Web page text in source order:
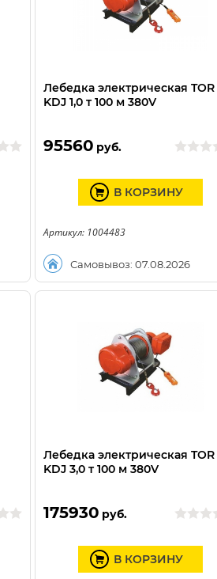
Лебедка электрическая TOR
KDJ 1,0 т 100 м 380V
95560 руб.
Самовывоз: 07.08.2026
В КОРЗИНУ
Артикул: 1004483
Лебедка электрическая TOR
KDJ 3,0 т 100 м 380V
175930 руб.
В КОРЗИНУ